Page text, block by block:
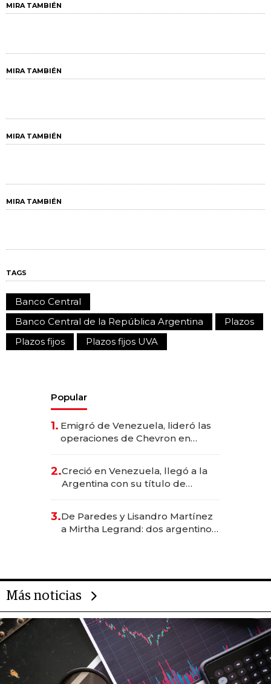
MIRA TAMBIÉN
MIRA TAMBIÉN
MIRA TAMBIÉN
MIRA TAMBIÉN
TAGS
Banco Central
Banco Central de la República Argentina
Plazos
Plazos fijos
Plazos fijos UVA
Popular
1. Emigró de Venezuela, lideró las
operaciones de Chevron en
2.Creció en Venezuela, llegó a la
Argentina con su título de
las marcas "fast premium"
3.De Paredes y Lisandro Martínez
a Mirtha Legrand: dos argentinos
Más noticias